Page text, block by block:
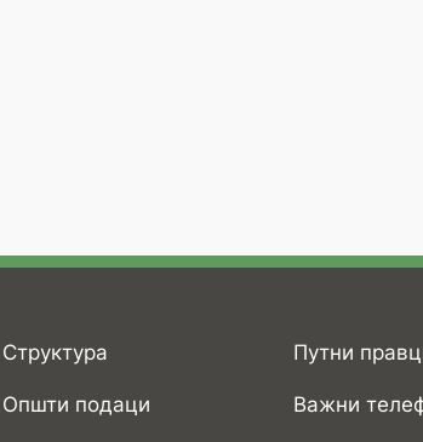
Структура
Општи подаци
Путни
Важни